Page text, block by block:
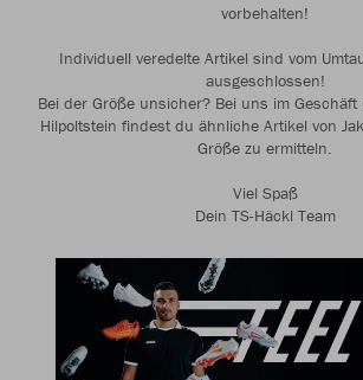
vorbehalten!
Individuell veredelte Artikel sind vom
ausgeschlossen!
Bei der Größe unsicher? Bei uns im
Hilpoltstein findest du ähnliche Artikel von
Größe zu ermitteln.
Viel Spaß
Dein TS-Häckl Team